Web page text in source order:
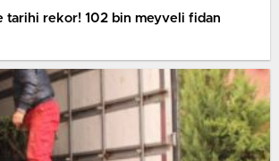
tarihi rekor! 102 bin meyveli fidan